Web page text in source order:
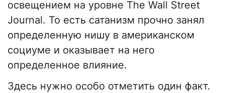
освещением на уровне The Wall Street
Journal. То есть сатанизм прочно занял
определенную нишу в американском
социуме и оказывает на него
определенное влияние.
Здесь нужно особо отметить один факт.